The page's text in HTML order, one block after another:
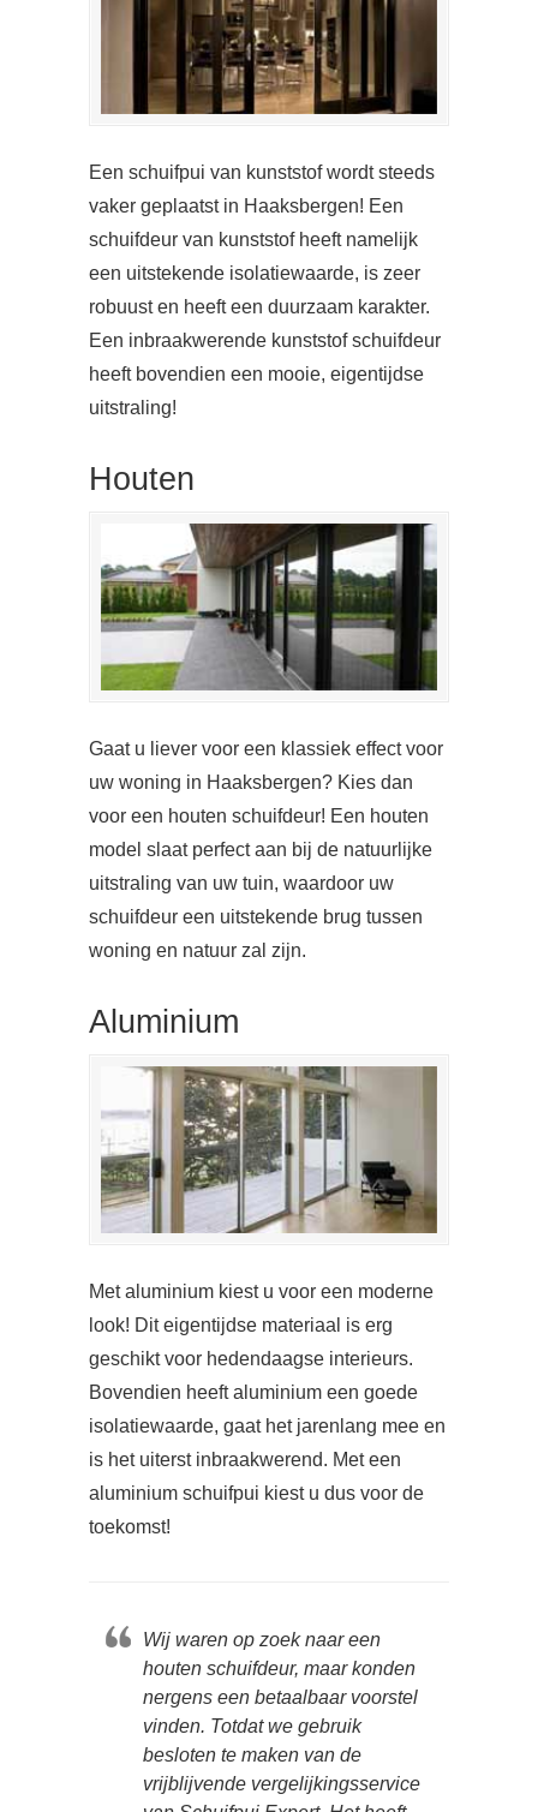
Een schuifpui van kunststof wordt steeds
vaker geplaatst in Haaksbergen! Een
schuifdeur van kunststof heeft namelijk
een uitstekende isolatiewaarde, is zeer
robuust en heeft een duurzaam karakter.
Een inbraakwerende kunststof schuifdeur
heeft bovendien een mooie, eigentijdse
uitstraling!
Houten
Gaat u liever voor een klassiek effect voor
uw woning in Haaksbergen? Kies dan
voor een houten schuifdeur! Een houten
model slaat perfect aan bij de natuurlijke
uitstraling van uw tuin, waardoor uw
schuifdeur een uitstekende brug tussen
woning en natuur zal zijn.
Aluminium
Met aluminium kiest u voor een moderne
look! Dit eigentijdse materiaal is erg
geschikt voor hedendaagse interieurs.
Bovendien heeft aluminium een goede
isolatiewaarde, gaat het jarenlang mee en
is het uiterst inbraakwerend. Met een
aluminium schuifpui kiest u dus voor de
toekomst!
Wij waren op zoek naar een
houten schuifdeur, maar konden
nergens een betaalbaar voorstel
vinden. Totdat we gebruik
besloten te maken van de
vrijblijvende vergelijkingsservice